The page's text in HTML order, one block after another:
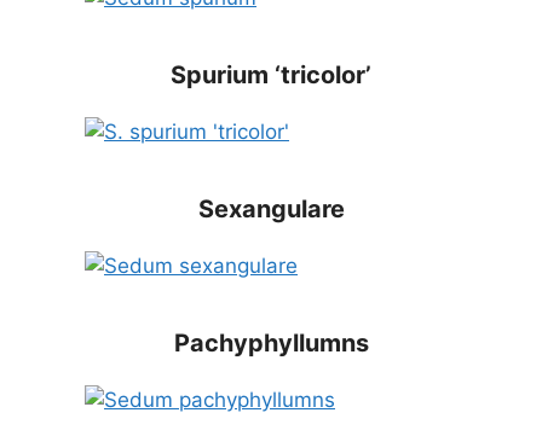
Spurium ‘tricolor’
Sexangulare
Pachyphyllumns